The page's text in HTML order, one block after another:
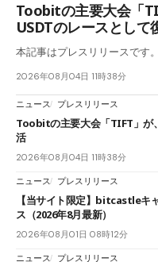
Toobitの主要大会「
USDTのレースとして
本記事はプレスリリースです
2026年08月04日 11時38分
ニュース プレスリリース
Toobitの主要大会「TIFT」が
活
2026年08月04日 11時38分
ニュース プレスリリース
【当サイト限定】bitcastleキ
ス（2026年8月最新）
2026年08月01日 08時12分
ニュース プレスリリース